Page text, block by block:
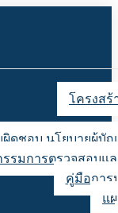
โครงสร้
ดชอบ นโยบายผู้บั
มการตรวจสอบแล
คู่มือการ
แ